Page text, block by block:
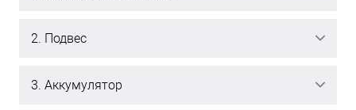
2. Подвес
3. Аккумулятор